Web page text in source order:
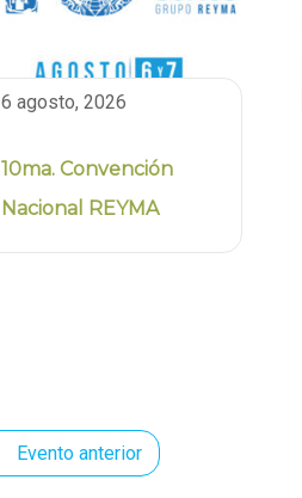
6 agosto, 2026
10ma. Convención
Nacional REYMA
Evento anterior